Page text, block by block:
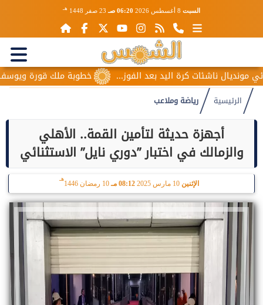
السبت 06:20 صـ 23 صفر 1448 هـ
خطوبة ملك قورة ويوسف ناشئات كرة اليد بعد الفوز...
الرئيسية رياضة وملاعب
أجهزة حديثة لتأمين القمة.. الأهلي
والزمالك في اختبار ”دوري نايل” الاستثنائي
الإثنين 08:12 مـ 10 رمضان 1446
هـ